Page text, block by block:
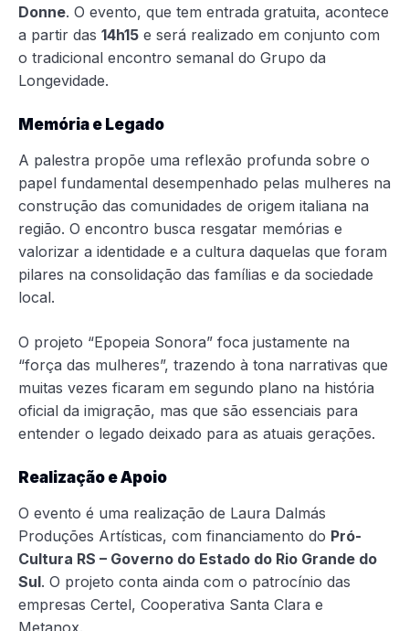
Donne. O evento, que tem entrada gratuita, acontece
a partir das 14h15 e será realizado em conjunto com
o tradicional encontro semanal do Grupo da
Longevidade.
Memória e Legado
A palestra propõe uma reflexão profunda sobre o
papel fundamental desempenhado pelas mulheres na
construção das comunidades de origem italiana na
região. O encontro busca resgatar memórias e
valorizar a identidade e a cultura daquelas que foram
pilares na consolidação das famílias e da sociedade
local.
O projeto “Epopeia Sonora” foca justamente na
“força das mulheres”, trazendo à tona narrativas que
muitas vezes ficaram em segundo plano na história
oficial da imigração, mas que são essenciais para
entender o legado deixado para as atuais gerações.
Realização e Apoio
O evento é uma realização de Laura Dalmás
Produções Artísticas, com financiamento do Pró-
Cultura RS – Governo do Estado do Rio Grande do
Sul. O projeto conta ainda com o patrocínio das
empresas Certel, Cooperativa Santa Clara e